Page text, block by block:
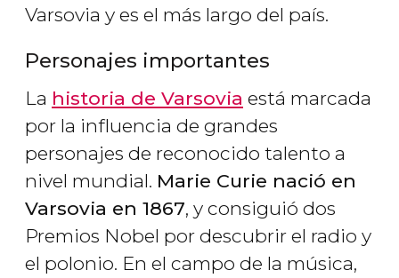
Varsovia y es el más largo del país.
Personajes importantes
La historia de Varsovia está marcada
por la influencia de grandes
personajes de reconocido talento a
nivel mundial. Marie Curie nació en
Varsovia en 1867, y consiguió dos
Premios Nobel por descubrir el radio y
el polonio. En el campo de la música,